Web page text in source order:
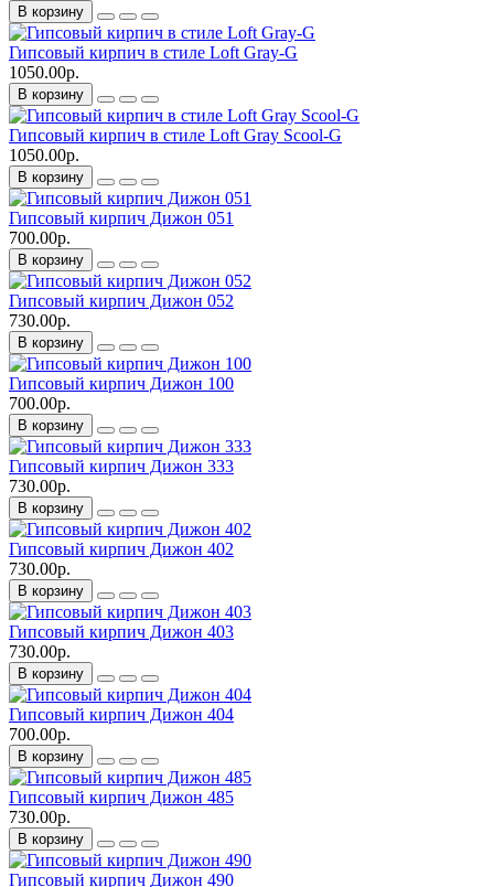
В корзину
Гипсовый кирпич в стиле Loft Gray-G
1050.00р.
В корзину
Гипсовый кирпич в стиле Loft Gray Scool-G
1050.00р.
В корзину
Гипсовый кирпич Дижон 051
700.00р.
В корзину
Гипсовый кирпич Дижон 052
730.00р.
В корзину
Гипсовый кирпич Дижон 100
700.00р.
В корзину
Гипсовый кирпич Дижон 333
730.00р.
В корзину
Гипсовый кирпич Дижон 402
730.00р.
В корзину
Гипсовый кирпич Дижон 403
730.00р.
В корзину
Гипсовый кирпич Дижон 404
700.00р.
В корзину
Гипсовый кирпич Дижон 485
730.00р.
В корзину
Гипсовый кирпич Дижон 490